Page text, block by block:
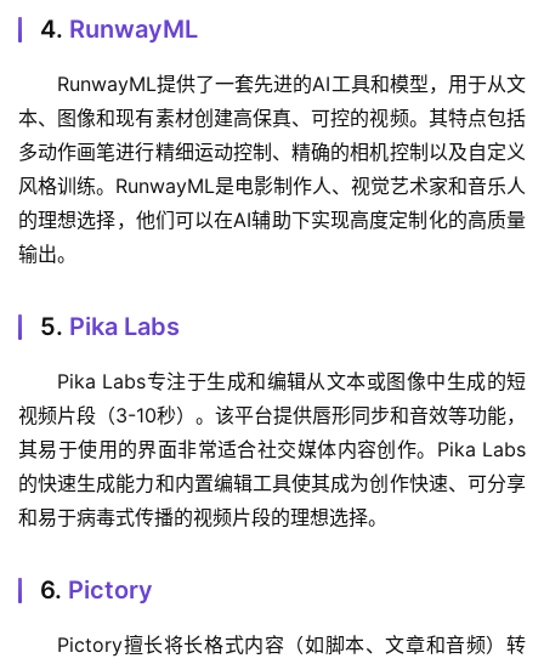
4. RunwayML
RunwayML提供了一套先进的AI工具和模型，用于从文
本、图像和现有素材创建高保真、可控的视频。其特点包括
多动作画笔进行精细运动控制、精确的相机控制以及自定义
风格训练。RunwayML是电影制作人、视觉艺术家和音乐人
的理想选择，他们可以在AI辅助下实现高度定制化的高质量
输出。
5. Pika Labs
Pika Labs专注于生成和编辑从文本或图像中生成的短
视频片段（3-10秒）。该平台提供唇形同步和音效等功能，
其易于使用的界面非常适合社交媒体内容创作。Pika Labs
的快速生成能力和内置编辑工具使其成为创作快速、可分享
和易于病毒式传播的视频片段的理想选择。
6. Pictory
Pictory擅长将长格式内容（如脚本、文章和音频）转